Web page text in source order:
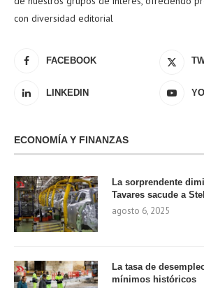
con diversidad editorial
FACEBOOK
LINKEDIN
ECONOMÍA Y FINANZAS
La sorprendente
Tavares sacude a
agosto 6, 2025
La tasa de
mínimos históricos